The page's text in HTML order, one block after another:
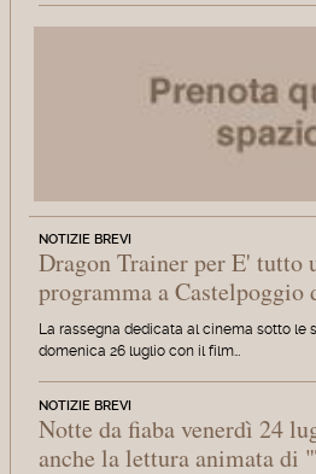
NOTIZIE BREVI
Dragon Trainer per E' tutto
programma a
La rassegna dedicata al cinema sotto le
domenica 26 luglio con il film…
NOTIZIE BREVI
Notte da fiaba venerdì 24
anche la lettura animata di